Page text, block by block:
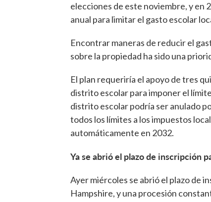
elecciones de este noviembre, y en
anual para limitar el gasto escolar
Encontrar maneras de reducir el
sobre la propiedad ha sido una
El plan requeriría el apoyo de tres
distrito escolar para imponer el
distrito escolar podría ser anulado
todos los límites a los impuestos
automáticamente en 2032.
Ya se abrió el plazo de inscripción
Ayer miércoles se abrió el plazo de
Hampshire, y una procesión